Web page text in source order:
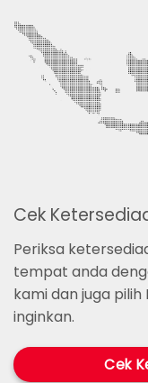
Cek
Periksa
tempat anda
kami dan juga
inginkan.
Cek